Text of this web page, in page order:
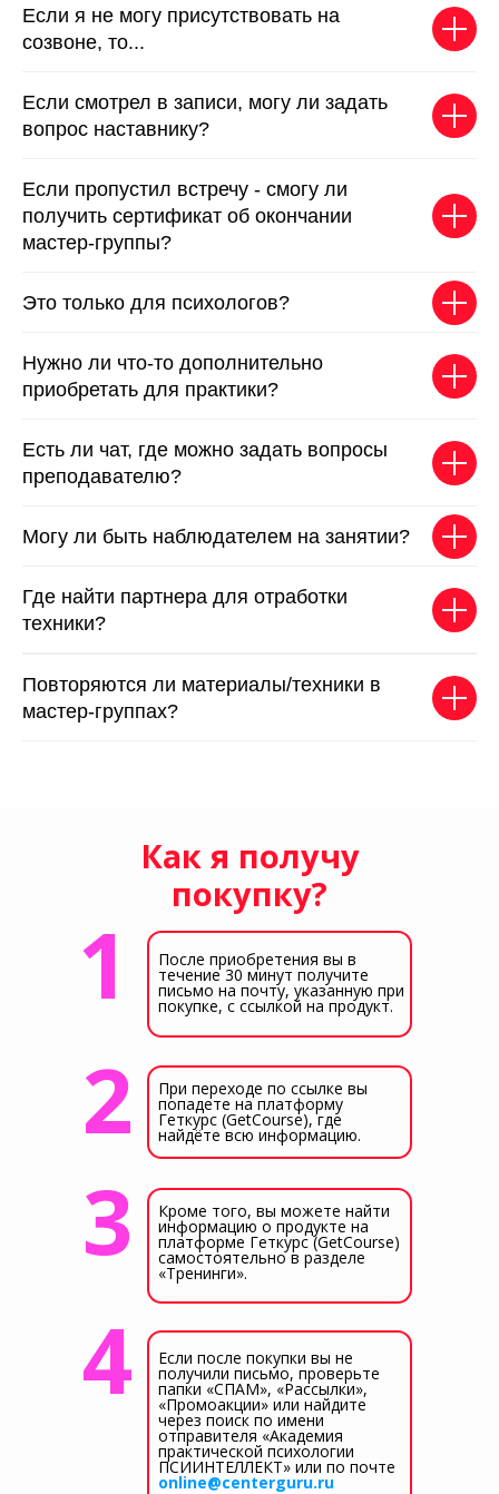
Если я не могу присутствовать на
созвоне, то...
Если смотрел в записи, могу ли задать
вопрос наставнику?
Если пропустил встречу - смогу ли
получить сертификат об окончании
мастер-группы?
Это только для психологов?
Нужно ли что-то дополнительно
приобретать для практики?
Есть ли чат, где можно задать вопросы
преподавателю?
Могу ли быть наблюдателем на занятии?
Где найти партнера для отработки
техники?
Повторяются ли материалы/техники в
мастер-группах?
Как я получу
покупку?
1 После приобретения вы в
течение 30 минут получите
письмо на почту, указанную при
покупке, с ссылкой на продукт.
2 При переходе по ссылке вы
попадете на платформу
Геткурс (GetCourse), где
найдёте всю информацию.
4 Если после покупки вы не
получили письмо, проверьте
папки «СПАМ», «Рассылки»,
«Промоакции» или найдите
через поиск по имени
отправителя «Академия
практической психологии
ПСИИНТЕЛЛЕКТ» или по почте
online@centerguru.ru
3 Кроме того, вы можете найти
информацию о продукте на
платформе Геткурс (GetCourse)
самостоятельно в разделе
«Тренинги».